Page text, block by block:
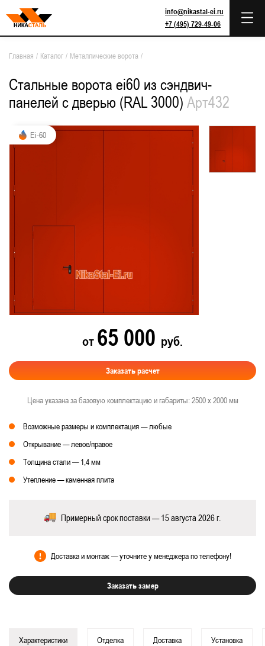
info@nikastal-ei.ru
+7 (495) 729-49-06
Главная / Каталог / Металлические ворота /
Стальные ворота ei60 из сэндвич-
панелей с дверью (RAL 3000) Арт432
Ei-60
от 65 000 руб.
Заказать расчет
Цена указана за базовую комплектацию и габариты: 2500 х 2000 мм
Возможные размеры и комплектация — любые
Открывание — левое/правое
Толщина стали — 1,4 мм
Утепление — каменная плита
Примерный срок поставки — 15 августа 2026 г.
Доставка и монтаж — уточните у менеджера по телефону!
Заказать замер
Характеристики Отделка Доставка Установка